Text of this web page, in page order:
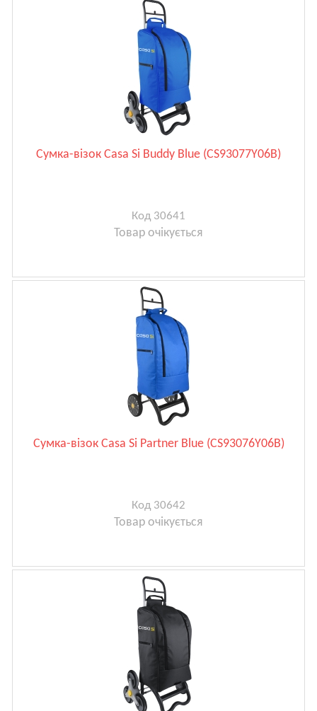
Сумка-візок Casa Si Buddy Blue (CS93077Y06B)
Код 30641
Товар очікується
Сумка-візок Casa Si Partner Blue (CS93076Y06B)
Код 30642
Товар очікується